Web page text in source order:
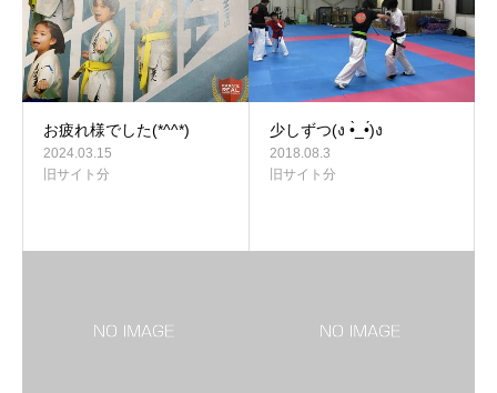
お疲れ様でした(*^^*)
2024.03.15
旧サイト分
少しずつ(ง •̀_•́)ง
2018.08.3
旧サイト分